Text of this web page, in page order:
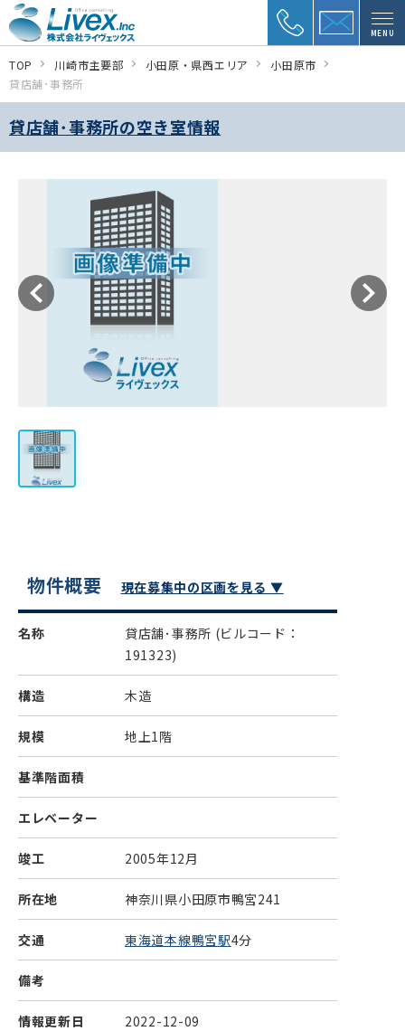
MENU
TOP 川崎市主要部 小田原・県西エリア
小田原市
貸店舗･事務所
貸店舗･事務所の空き室情報
物件概要 現在募集中の区画を見る ▼
名称 貸店舗･事務所 (ビルコード：
191323)
構造 木造
規模 地上1階
基準階面積
エレベーター
竣工 2005年12月
所在地 神奈川県小田原市鴨宮241
交通 東海道本線鴨宮駅4分
備考
情報更新日 2022-12-09